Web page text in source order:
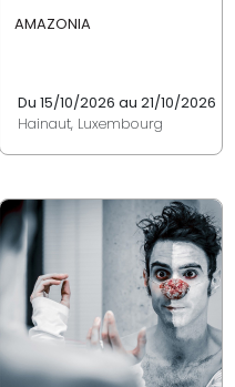
AMAZONIA
Du 15/10/2026 au 21/10/2026
Hainaut, Luxembourg